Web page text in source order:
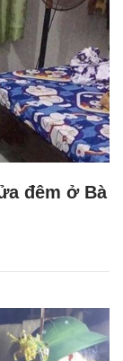
đêm ở Bà